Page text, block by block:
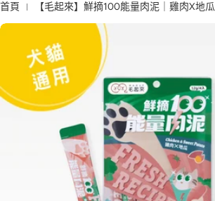
首頁 【毛起來】鮮摘100能量肉泥｜雞肉X地瓜